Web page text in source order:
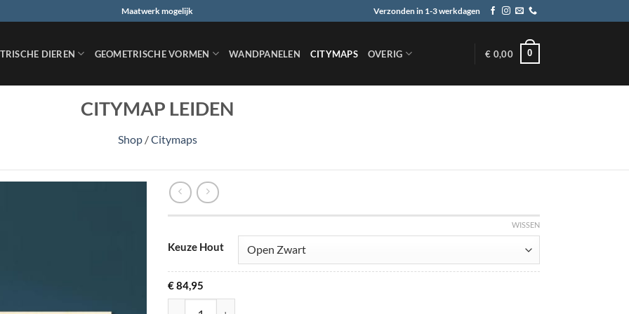
Maatwerk mogelijk Verzonden in 1-3 werkdagen
DIEREN GEOMETRISCHE VORMEN WANDPANELEN CITYMAPS OVERIG € 0,00 0
CITYMAP LEIDEN
Shop /Citymaps
Keuze Hout
WISSEN
€84,95
Citymap Leiden aantal